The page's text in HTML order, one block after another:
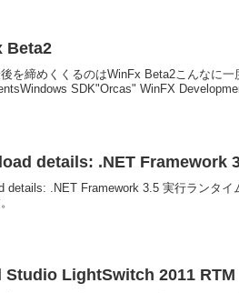
Beta2
を締めくくるのはWinFx Beta2こんなに
SDK"Orcas" WinFX
details: .NET Framework
details: .NET Framework 3.5 実行ランタ
Studio LightSwitch 2011 RTM